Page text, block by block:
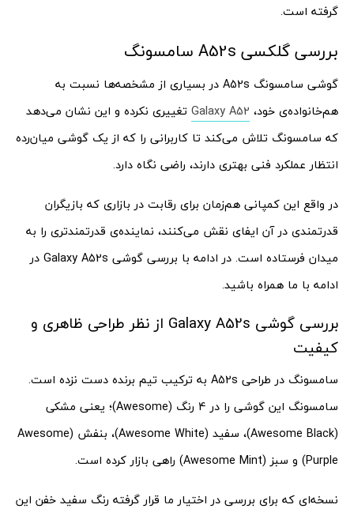
گرفته است.
بررسی گلکسی A52s سامسونگ
گوشی سامسونگ A52s در بسیاری از مشخصه‌ها نسبت به
هم‌خانواده‌ی خود، Galaxy A52 تغییری نکرده و این نشان می‌دهد
که سامسونگ تلاش می‌کند تا کاربرانی را که از یک گوشی میان‌رده
انتظار عملکرد فنی بهتری دارند، راضی نگاه دارد.
در واقع این کمپانی هم‌زمان برای رقابت در بازاری که بازیگران
قدرتمندی در آن ایفای نقش می‌کنند، نماینده‌ی قدرتمندتری را به
میدان فرستاده است. در ادامه با بررسی گوشی Galaxy A52s در
ادامه با ما همراه باشید.
بررسی گوشی Galaxy A52s از نظر طراحی ظاهری و
کیفیت
سامسونگ در طراحی A52s به ترکیب تیم برنده دست نزده است.
سامسونگ این گوشی را در 4 رنگ (Awesome)؛ یعنی مشکی
(Awesome Black)، سفید (Awesome White)، بنفش (Awesome
Purple) و سبز (Awesome Mint) راهی بازار کرده است.
نسخه‌ای که برای بررسی در اختیار ما قرار گرفته رنگ سفید خفن این